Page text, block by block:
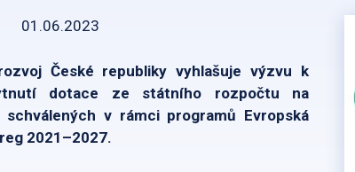
01.06.2023
České republiky vyhlašuje výzvu k
dotace ze státního rozpočtu na
v rámci programů Evropská
2021–2027.